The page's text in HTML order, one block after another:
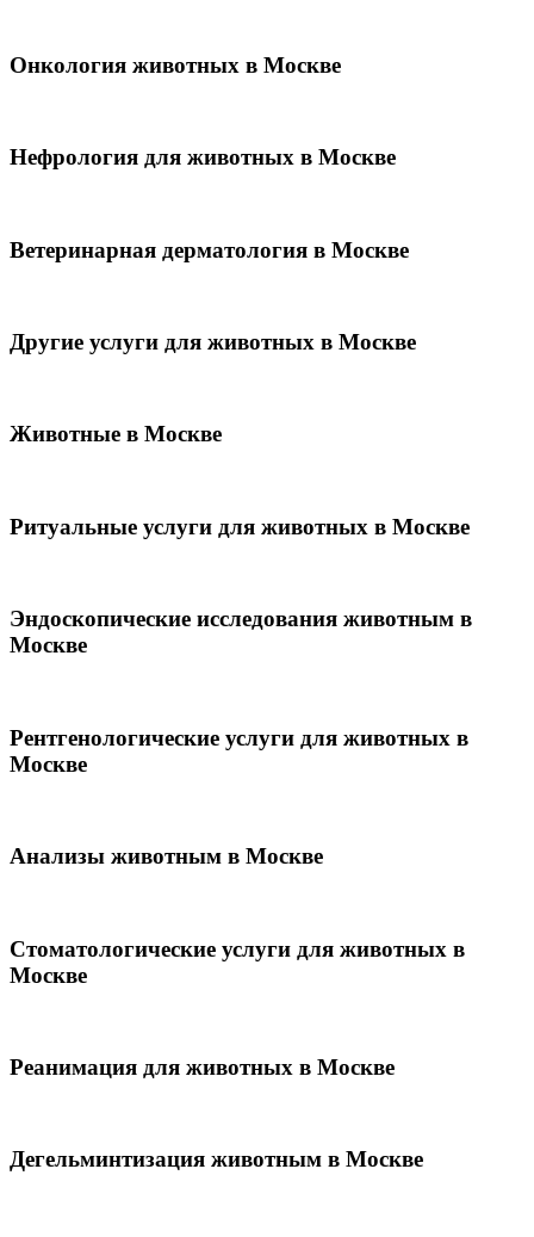
Онкология животных в Москве
Нефрология для животных в Москве
Ветеринарная дерматология в Москве
Другие услуги для животных в Москве
Животные в Москве
Ритуальные услуги для животных в Москве
Эндоскопические исследования животным в
Москве
Рентгенологические услуги для животных в
Москве
Анализы животным в Москве
Стоматологические услуги для животных в
Москве
Реанимация для животных в Москве
Дегельминтизация животным в Москве